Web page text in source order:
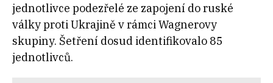
jednotlivce podezřelé ze zapojení do ruské
války proti Ukrajině v rámci Wagnerovy
skupiny. Šetření dosud identifikovalo 85
jednotlivců.